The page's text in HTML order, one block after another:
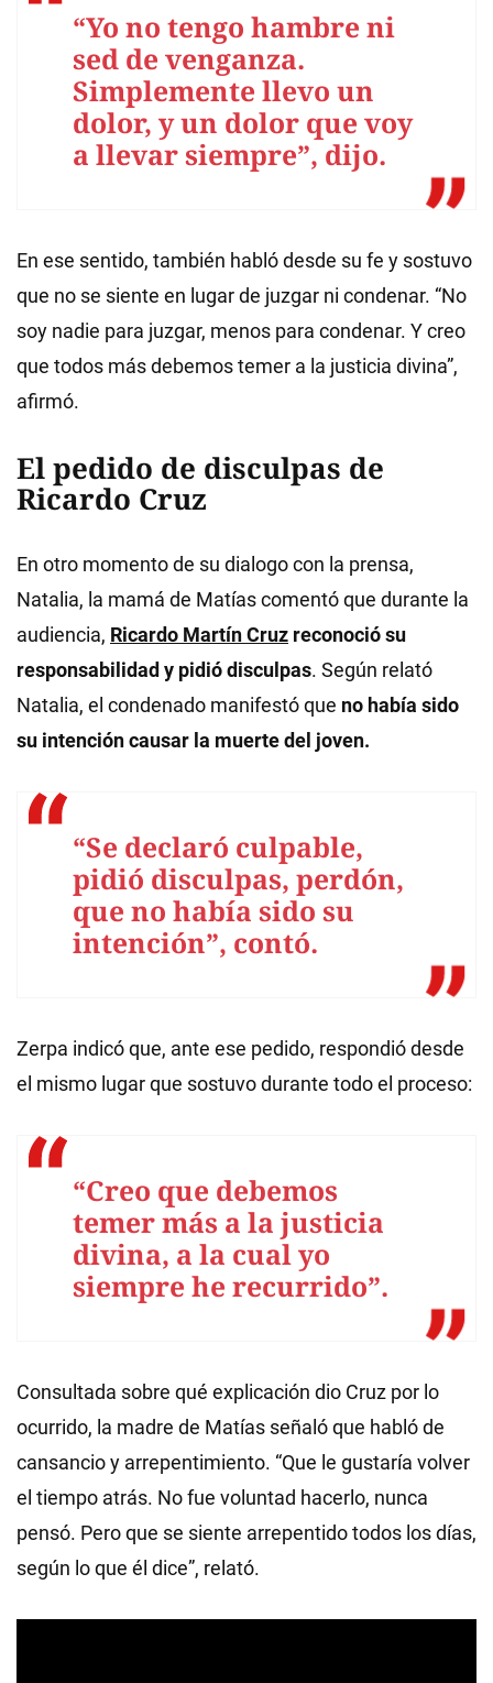
“Yo no tengo hambre ni
sed de venganza.
Simplemente llevo un
dolor, y un dolor que voy
a llevar siempre”, dijo.
En ese sentido, también habló desde su fe y sostuvo
que no se siente en lugar de juzgar ni condenar. “No
soy nadie para juzgar, menos para condenar. Y creo
que todos más debemos temer a la justicia divina”,
afirmó.
El pedido de disculpas de
Ricardo Cruz
En otro momento de su dialogo con la prensa,
Natalia, la mamá de Matías comentó que durante la
audiencia, Ricardo Martín Cruz reconoció su
responsabilidad y pidió disculpas. Según relató
Natalia, el condenado manifestó que no había sido
su intención causar la muerte del joven.
“Se declaró culpable,
pidió disculpas, perdón,
que no había sido su
intención”, contó.
Zerpa indicó que, ante ese pedido, respondió desde
el mismo lugar que sostuvo durante todo el proceso:
“Creo que debemos
temer más a la justicia
divina, a la cual yo
siempre he recurrido”.
Consultada sobre qué explicación dio Cruz por lo
ocurrido, la madre de Matías señaló que habló de
cansancio y arrepentimiento. “Que le gustaría volver
el tiempo atrás. No fue voluntad hacerlo, nunca
pensó. Pero que se siente arrepentido todos los días,
según lo que él dice”, relató.